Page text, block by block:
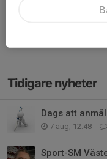
Tidigare nyheter
Dags att
7 aug, 12:48
Sport-SM